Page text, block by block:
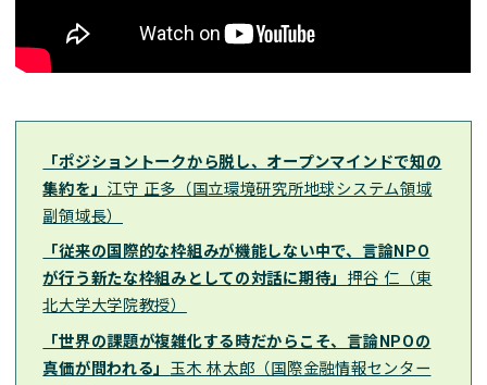
「ポジショントークから脱し、オープンマインドで知の
集約を」 江守 正多（国立環境研究所地球システム領域
副領域長）
「従来の国際的な枠組みが機能しない中で、言論NPO
が行う新たな枠組みとしての対話に期待」 押谷 仁（東
北大学大学院教授）
「世界の課題が複雑化する時だからこそ、言論NPOの
真価が問われる」 玉木 林太郎（国際金融情報センター